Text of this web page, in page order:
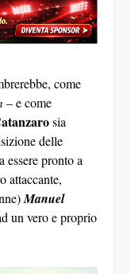
come
– e come
sia
delle
essere pronto a
attaccante,
Manuel
un vero e proprio